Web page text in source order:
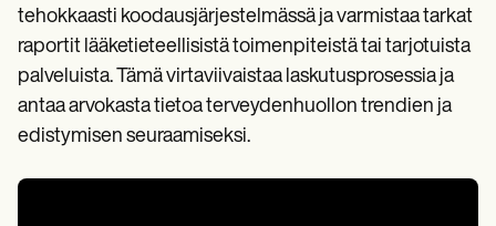
tehokkaasti koodausjärjestelmässä ja varmistaa tarkat
raportit lääketieteellisistä toimenpiteistä tai tarjotuista
palveluista. Tämä virtaviivaistaa laskutusprosessia ja
antaa arvokasta tietoa terveydenhuollon trendien ja
edistymisen seuraamiseksi.